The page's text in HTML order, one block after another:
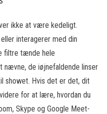
ikke at være kedeligt.
interagerer med din
filtre tænde hele
nævne, de iøjnefaldende linser
showet. Hvis det er det, dit
for at lære, hvordan du
Skype og Google Meet-